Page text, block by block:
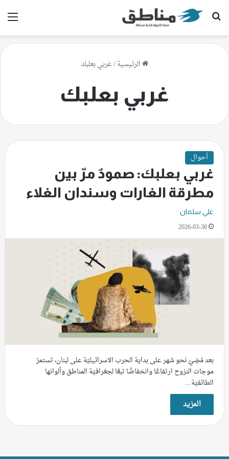
بحث عن
الرئيسية/غربي بعلبك
غربي بعلبك
أحوال
غربي بعلبك: صمودٌ مرّ بين
مطرقة الغارات وسندان الغلاء
علي سلمان
2026-03-30
بعد مُضِيّ نحو شهر على بداية الحرب الاسرائيليّة على لبنان، تستمرّ
موجات النزوح ارتفاعًا وانخفاضًا تبعًا لجغرافيّة المناطق وألوانها
الطائفيّة…
المزيد